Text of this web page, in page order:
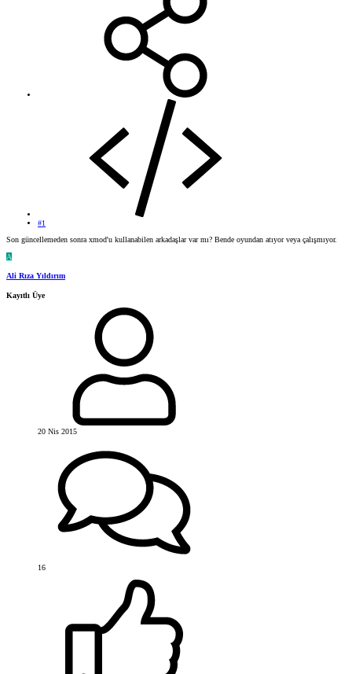
#1
Son güncellemeden sonra xmod'u kullanabilen arkadaşlar var mı? Bende oyundan atıyor veya çalışmıyor.
A
Ali Rıza Yıldırım
Kayıtlı Üye
20 Nis 2015
16